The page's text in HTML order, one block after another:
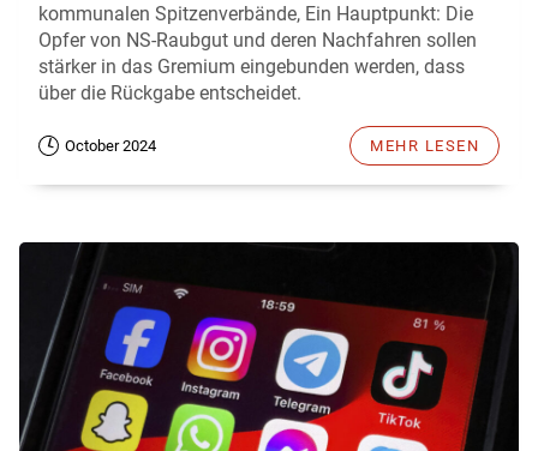
kommunalen Spitzenverbände, Ein Hauptpunkt: Die
Opfer von NS-Raubgut und deren Nachfahren sollen
stärker in das Gremium eingebunden werden, dass
über die Rückgabe entscheidet.
October 2024 MEHR LESEN